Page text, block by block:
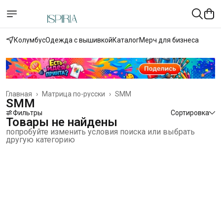
КолумбусОдежда с вышивкойКаталогМерч для бизнеса
SMM
Матрица по-русски ›
Главная ›
SMM
Фильтры Сортировка
Товары не найдены
попробуйте изменить условия поиска или выбрать
другую категорию